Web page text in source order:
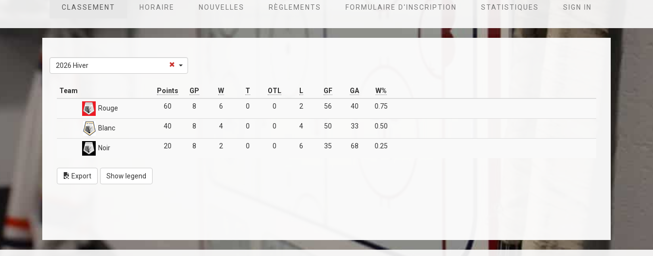
CLASSEMENT HORAIRE NOUVELLES RÈGLEMENTS FORMULAIRE D'INSCRIPTION STATISTIQUES SIGN IN
2026 Hiver
Team Points GP W T OTL L GF GA W%
Rouge 60 8 6 0 0 2 56 40 0.75
Blanc 40 8 4 0 0 4 50 33 0.50
Noir 20 8 2 0 0 6 35 68 0.25
Export Show legend